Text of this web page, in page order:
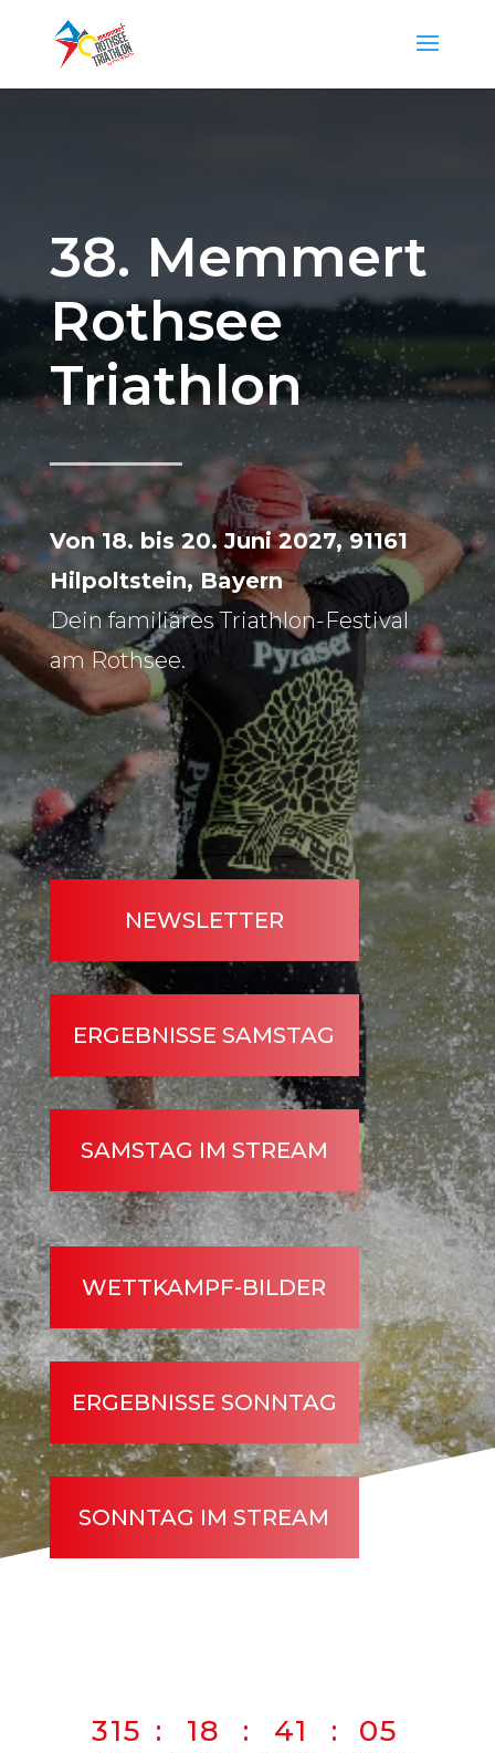
38. Memmert
Rothsee
Triathlon
Von 18. bis 20. Juni 2027, 91161
Hilpoltstein, Bayern
Dein familiäres Triathlon-Festival
am Rothsee.
NEWSLETTER
ERGEBNISSE SAMSTAG
SAMSTAG IM STREAM
WETTKAMPF-BILDER
ERGEBNISSE SONNTAG
SONNTAG IM STREAM
315 : 18 : 41 : 03